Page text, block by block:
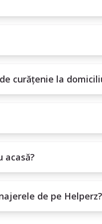
curățenie la
acasă?
de pe Helperz?